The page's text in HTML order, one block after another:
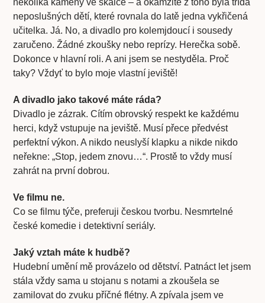
několika kameny ve skalce – a okamžitě z toho byla třída
neposlušných dětí, které rovnala do latě jedna vykřičená
učitelka. Já. No, a divadlo pro kolemjdoucí i sousedy
zaručeno. Žádné zkoušky nebo reprízy. Herečka sobě.
Dokonce v hlavní roli. A ani jsem se nestyděla. Proč
taky? Vždyť to bylo moje vlastní jeviště!
A divadlo jako takové máte ráda?
Divadlo je zázrak. Cítím obrovský respekt ke každému
herci, když vstupuje na jeviště. Musí přece předvést
perfektní výkon. A nikdo neuslyší klapku a nikde nikdo
neřekne: „Stop, jedem znovu…“. Prostě to vždy musí
zahrát na první dobrou.
Ve filmu ne.
Co se filmu týče, preferuji českou tvorbu. Nesmrtelné
české komedie i detektivní seriály.
Jaký vztah máte k hudbě?
Hudební umění mě provázelo od dětství. Patnáct let jsem
stála vždy sama u stojanu s notami a zkoušela se
zamilovat do zvuku příčné flétny. A zpívala jsem ve